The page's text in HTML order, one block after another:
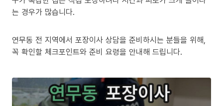
는 경우가 많습니다.
연무동 전 지역에서 포장이사 상담을 준비하시는 분들을 위해,
꼭 확인할 체크포인트와 준비 요령을 안내해 드립니다.